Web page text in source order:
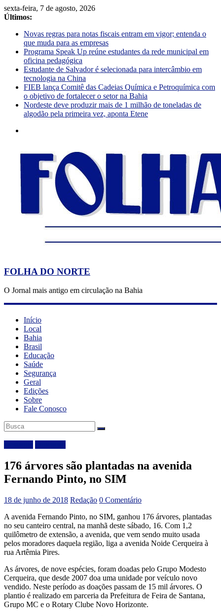
sexta-feira, 7 de agosto, 2026
Últimos:
Novas regras para notas fiscais entram em vigor; entenda o
que muda para as empresas
Programa Speak Up reúne estudantes da rede municipal em
oficina pedagógica
Estudante de Salvador é selecionada para intercâmbio em
tecnologia na China
FIEB lança Comitê das Cadeias Química e Petroquímica com
o objetivo de fortalecer o setor na Bahia
Nordeste deve produzir mais de 1 milhão de toneladas de
algodão pela primeira vez, aponta Etene
FOLHA DO NORTE
O Jornal mais antigo em circulação na Bahia
Início
Local
Bahia
Brasil
Educação
Saúde
Segurança
Geral
Edições
Sobre
Fale Conosco
176 árvores são plantadas na avenida
Fernando Pinto, no SIM
18 de junho de 2018 Redação 0 Comentário
A avenida Fernando Pinto, no SIM, ganhou 176 árvores, plantadas
no seu canteiro central, na manhã deste sábado, 16. Com 1,2
quilômetro de extensão, a avenida, que vem sendo muito usada
pelos moradores daquela região, liga a avenida Noide Cerqueira à
rua Artêmia Pires.
As árvores, de nove espécies, foram doadas pelo Grupo Modesto
Cerqueira, que desde 2007 doa uma unidade por veículo novo
vendido. Neste período as doações passam de 15 mil árvores. O
plantio é realizado em parceria da Prefeitura de Feira de Santana,
Grupo MC e o Rotary Clube Novo Horizonte.